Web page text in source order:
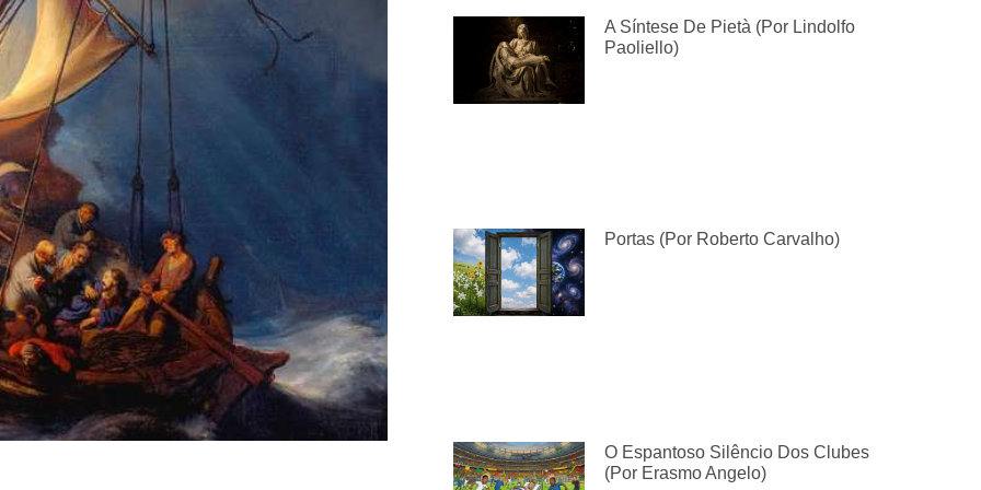
A Síntese De Pietà (por Lindolfo
Paoliello)
Portas (por Roberto Carvalho)
O Espantoso Silêncio Dos Clubes
(por Erasmo Angelo)